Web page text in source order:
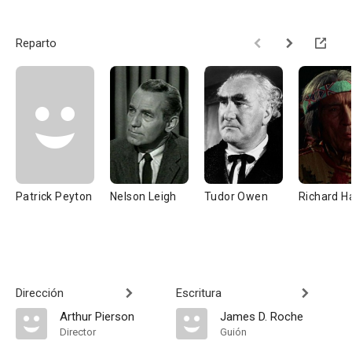
Reparto
Patrick Peyton Nelson Leigh Tudor Owen Richard
Dirección
Arthur Pierson
Director
Escritura
James D. Roche
Guión